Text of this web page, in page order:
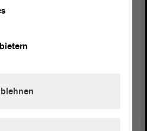
das Projekt „IsarPlan“, ein
Der Experte vor Ort ist
München.